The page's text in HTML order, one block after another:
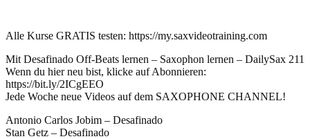
Alle Kurse GRATIS testen: https://my.saxvideotraining.com
Mit Desafinado Off-Beats lernen – Saxophon lernen – DailySax 211
Wenn du hier neu bist, klicke auf Abonnieren:
https://bit.ly/2ICgEEO
Jede Woche neue Videos auf dem SAXOPHONE CHANNEL!
Antonio Carlos Jobim – Desafinado
Stan Getz – Desafinado